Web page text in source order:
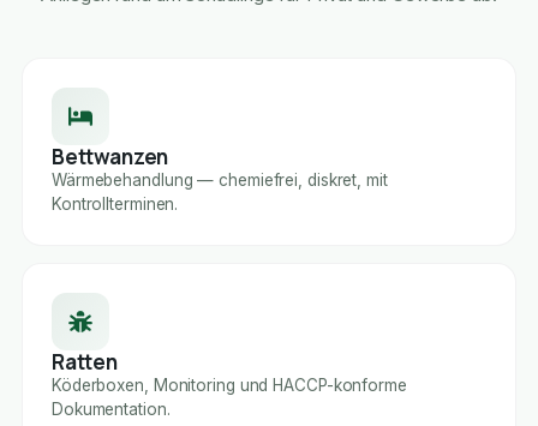
Bettwanzen
Wärmebehandlung — chemiefrei, diskret, mit
Kontrollterminen.
Ratten
Köderboxen, Monitoring und HACCP-konforme
Dokumentation.